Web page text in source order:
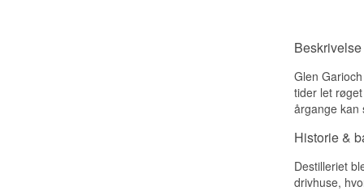
Glen
tider let
årgange kan
Historie &
Destilleriet
drivhuse,